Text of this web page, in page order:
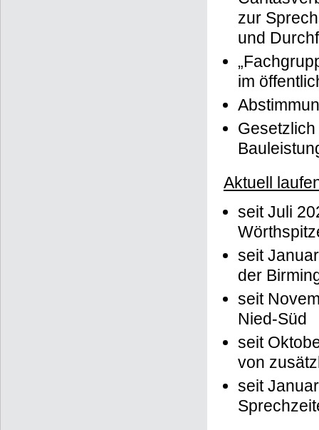
zur
und
im
Aktuell
seit Juli
seit
der
seit
Nied-Süd
seit
von
seit